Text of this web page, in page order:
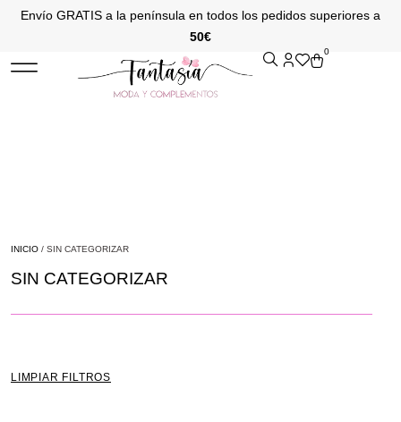
Envío GRATIS a la península en todos los pedidos superiores a
50€
0
INICIO / SIN CATEGORIZAR
SIN CATEGORIZAR
LIMPIAR FILTROS